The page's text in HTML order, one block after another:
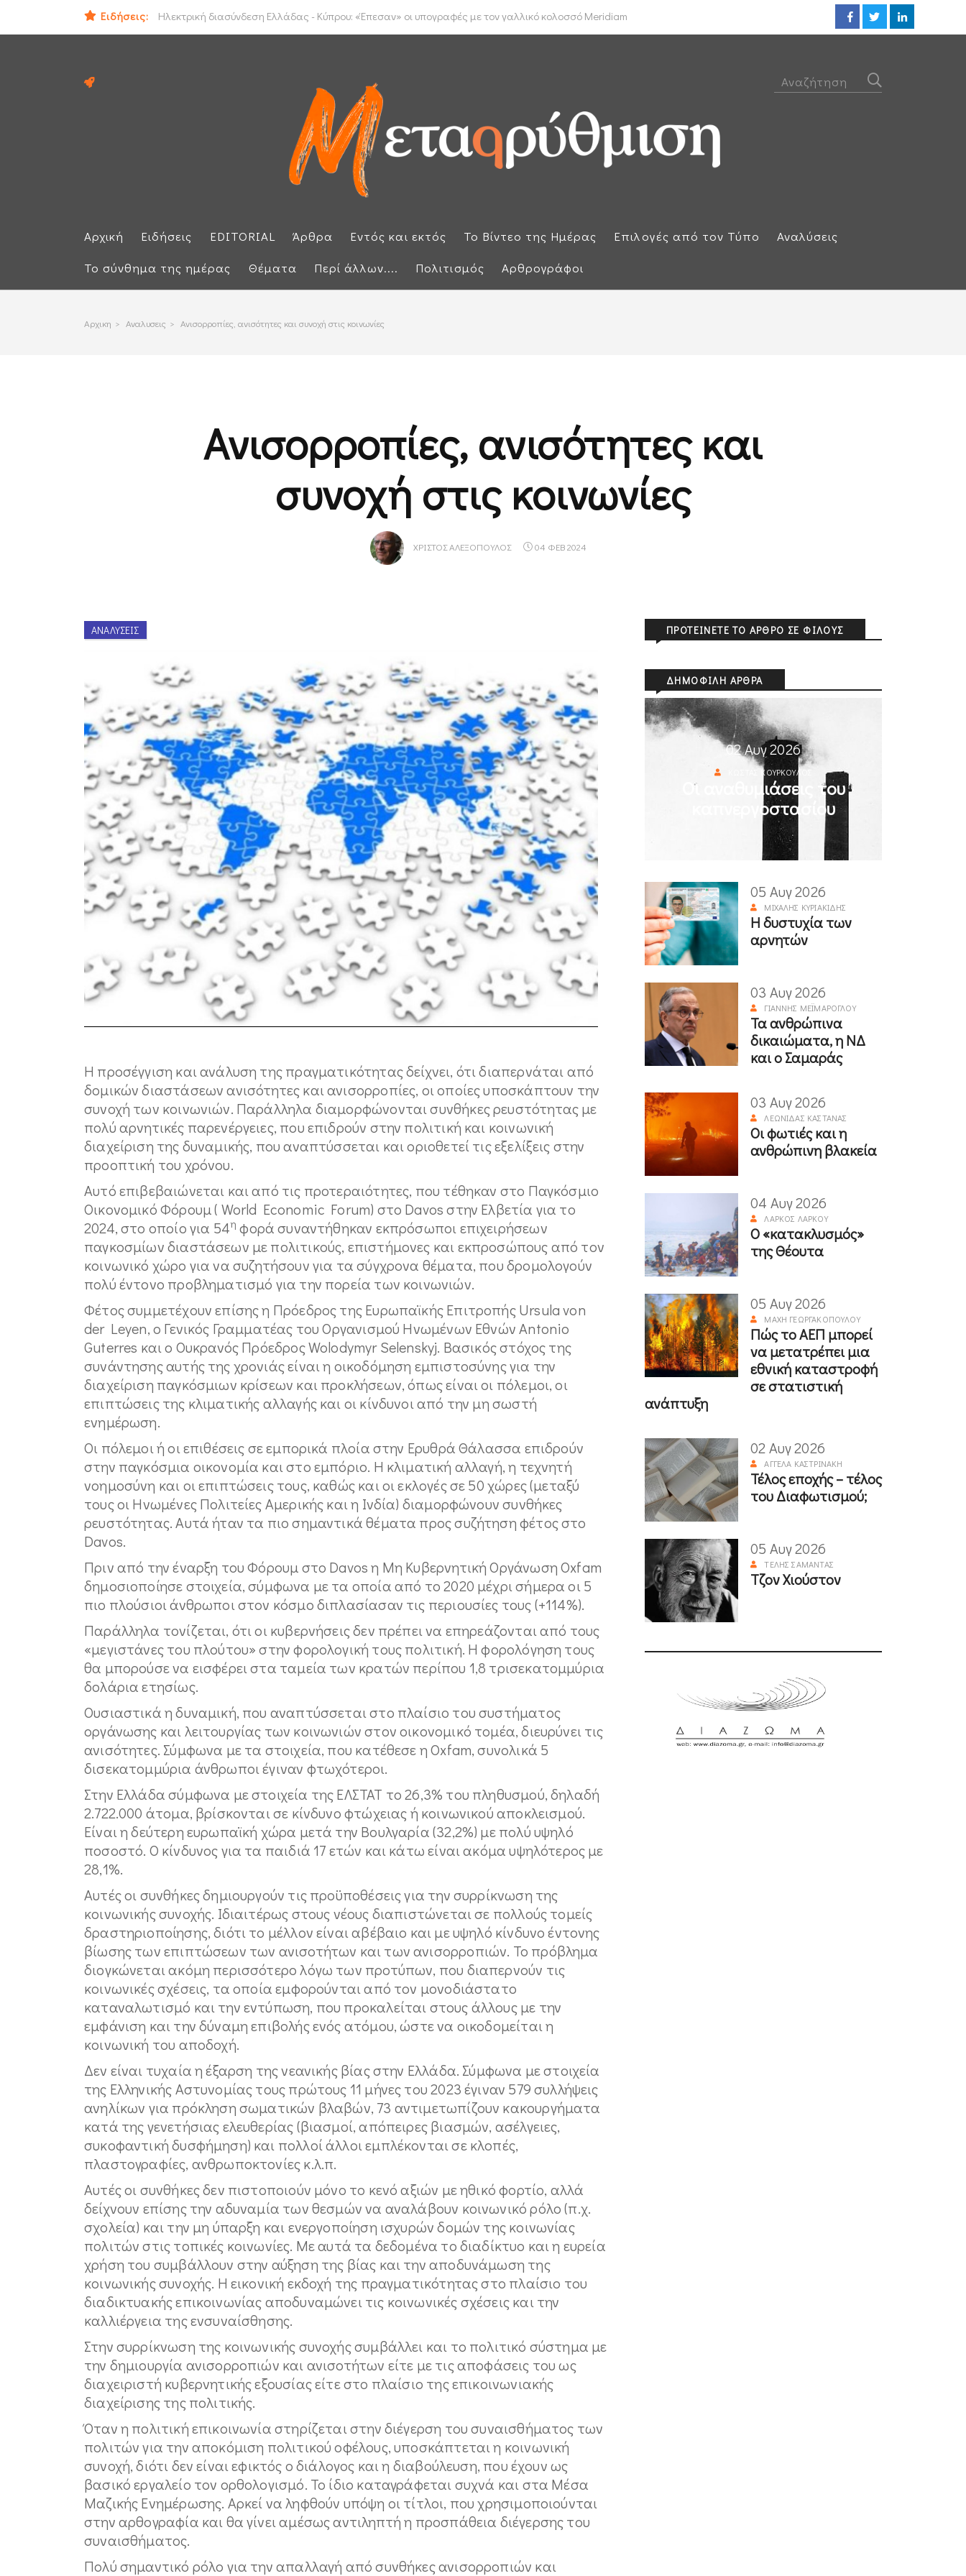
Ειδήσεις:
Ηλεκτρική διασύνδεση Ελλάδας - Κύπρου: «Έπεσαν» οι υπογραφές με τον γαλλικό κολοσσό Meridiam
ΕΕ: Αλληλεγγύη στην Ισπανία και έμφαση στην προστασία των εξωτερικών συνόρων μετά την έκτακτη ... Οι ΗΠΑ βλέπουν συμφωνία
Αρχική Ειδήσεις EDITORIAL Άρθρα Εντός και εκτός Το Βίντεο της Ημέρας Επιλογές από τον Τύπο
Αναλύσεις
Το σύνθημα της ημέρας
Θέματα Περί άλλων.... Πολιτισμός Αρθρογράφοι
Αρχικη > Αναλυσεις > Ανισορροπίες, ανισότητες και συνοχή στις κοινωνίες
Ανισορροπίες, ανισότητες και
συνοχή στις κοινωνίες
ΧΡΊΣΤΟΣ ΑΛΕΞΌΠΟΥΛΟΣ 04 ΦΕΒ 2024
ΑΝΑΛΎΣΕΙΣ
Η προσέγγιση και ανάλυση της πραγματικότητας δείχνει, ότι διαπερνάται από
δομικών διαστάσεων ανισότητες και ανισορροπίες, οι οποίες υποσκάπτουν την
συνοχή των κοινωνιών. Παράλληλα διαμορφώνονται συνθήκες ρευστότητας με
πολύ αρνητικές παρενέργειες, που επιδρούν στην πολιτική και κοινωνική
διαχείριση της δυναμικής, που αναπτύσσεται και οριοθετεί τις εξελίξεις στην
προοπτική του χρόνου.
Αυτό επιβεβαιώνεται και από τις προτεραιότητες, που τέθηκαν στο Παγκόσμιο
Οικονομικό Φόρουμ ( World Economic Forum) στο Davos στην Ελβετία για το
2024, στο οποίο για 54η φορά συναντήθηκαν εκπρόσωποι επιχειρήσεων
παγκοσμίων διαστάσεων με πολιτικούς, επιστήμονες και εκπροσώπους από τον
κοινωνικό χώρο για να συζητήσουν για τα σύγχρονα θέματα, που δρομολογούν
πολύ έντονο προβληματισμό για την πορεία των κοινωνιών.
Φέτος συμμετέχουν επίσης η Πρόεδρος της Ευρωπαϊκής Επιτροπής Ursula von
der Leyen, ο Γενικός Γραμματέας του Οργανισμού Ηνωμένων Εθνών Antonio
Guterres και ο Ουκρανός Πρόεδρος Wolodymyr Selenskyj. Βασικός στόχος της
συνάντησης αυτής της χρονιάς είναι η οικοδόμηση εμπιστοσύνης για την
διαχείριση παγκόσμιων κρίσεων και προκλήσεων, όπως είναι οι πόλεμοι, οι
επιπτώσεις της κλιματικής αλλαγής και οι κίνδυνοι από την μη σωστή
ενημέρωση.
Οι πόλεμοι ή οι επιθέσεις σε εμπορικά πλοία στην Ερυθρά Θάλασσα επιδρούν
στην παγκόσμια οικονομία και στο εμπόριο. Η κλιματική αλλαγή, η τεχνητή
νοημοσύνη και οι επιπτώσεις τους, καθώς και οι εκλογές σε 50 χώρες (μεταξύ
τους οι Ηνωμένες Πολιτείες Αμερικής και η Ινδία) διαμορφώνουν συνθήκες
ρευστότητας. Αυτά ήταν τα πιο σημαντικά θέματα προς συζήτηση φέτος στο
Davos.
Πριν από την έναρξη του Φόρουμ στο Davos η Μη Κυβερνητική Οργάνωση Oxfam
δημοσιοποίησε στοιχεία, σύμφωνα με τα οποία από το 2020 μέχρι σήμερα οι 5
πιο πλούσιοι άνθρωποι στον κόσμο διπλασίασαν τις περιουσίες τους (+114%).
Παράλληλα τονίζεται, ότι οι κυβερνήσεις δεν πρέπει να επηρεάζονται από τους
«μεγιστάνες του πλούτου» στην φορολογική τους πολιτική. Η φορολόγηση τους
θα μπορούσε να εισφέρει στα ταμεία των κρατών περίπου 1,8 τρισεκατομμύρια
δολάρια ετησίως.
Ουσιαστικά η δυναμική, που αναπτύσσεται στο πλαίσιο του συστήματος
οργάνωσης και λειτουργίας των κοινωνιών στον οικονομικό τομέα, διευρύνει τις
ανισότητες. Σύμφωνα με τα στοιχεία, που κατέθεσε η Oxfam, συνολικά 5
δισεκατομμύρια άνθρωποι έγιναν φτωχότεροι.
Στην Ελλάδα σύμφωνα με στοιχεία της ΕΛΣΤΑΤ το 26,3% του πληθυσμού, δηλαδή
2.722.000 άτομα, βρίσκονται σε κίνδυνο φτώχειας ή κοινωνικού αποκλεισμού.
Είναι η δεύτερη ευρωπαϊκή χώρα μετά την Βουλγαρία (32,2%) με πολύ υψηλό
ποσοστό. Ο κίνδυνος για τα παιδιά 17 ετών και κάτω είναι ακόμα υψηλότερος με
28,1%.
Αυτές οι συνθήκες δημιουργούν τις προϋποθέσεις για την συρρίκνωση της
κοινωνικής συνοχής. Ιδιαιτέρως στους νέους διαπιστώνεται σε πολλούς τομείς
δραστηριοποίησης, διότι το μέλλον είναι αβέβαιο και με υψηλό κίνδυνο έντονης
βίωσης των επιπτώσεων των ανισοτήτων και των ανισορροπιών. Το πρόβλημα
διογκώνεται ακόμη περισσότερο λόγω των προτύπων, που διαπερνούν τις
κοινωνικές σχέσεις, τα οποία εμφορούνται από τον μονοδιάστατο
καταναλωτισμό και την εντύπωση, που προκαλείται στους άλλους με την
εμφάνιση και την δύναμη επιβολής ενός ατόμου, ώστε να οικοδομείται η
κοινωνική του αποδοχή.
Δεν είναι τυχαία η έξαρση της νεανικής βίας στην Ελλάδα. Σύμφωνα με στοιχεία
της Ελληνικής Αστυνομίας τους πρώτους 11 μήνες του 2023 έγιναν 579 συλλήψεις
ανηλίκων για πρόκληση σωματικών βλαβών, 73 αντιμετωπίζουν κακουργήματα
κατά της γενετήσιας ελευθερίας (βιασμοί, απόπειρες βιασμών, ασέλγειες,
συκοφαντική δυσφήμηση) και πολλοί άλλοι εμπλέκονται σε κλοπές,
πλαστογραφίες, ανθρωποκτονίες κ.λ.π.
Αυτές οι συνθήκες δεν πιστοποιούν μόνο το κενό αξιών με ηθικό φορτίο, αλλά
δείχνουν επίσης την αδυναμία των θεσμών να αναλάβουν κοινωνικό ρόλο (π.χ.
σχολεία) και την μη ύπαρξη και ενεργοποίηση ισχυρών δομών της κοινωνίας
πολιτών στις τοπικές κοινωνίες. Με αυτά τα δεδομένα το διαδίκτυο και η ευρεία
χρήση του συμβάλλουν στην αύξηση της βίας και την αποδυνάμωση της
κοινωνικής συνοχής. Η εικονική εκδοχή της πραγματικότητας στο πλαίσιο του
διαδικτυακής επικοινωνίας αποδυναμώνει τις κοινωνικές σχέσεις και την
καλλιέργεια της ενσυναίσθησης.
Στην συρρίκνωση της κοινωνικής συνοχής συμβάλλει και το πολιτικό σύστημα με
την δημιουργία ανισορροπιών και ανισοτήτων είτε με τις αποφάσεις του ως
διαχειριστή κυβερνητικής εξουσίας είτε στο πλαίσιο της επικοινωνιακής
διαχείρισης της πολιτικής.
Όταν η πολιτική επικοινωνία στηρίζεται στην διέγερση του συναισθήματος των
πολιτών για την αποκόμιση πολιτικού οφέλους, υποσκάπτεται η κοινωνική
συνοχή, διότι δεν είναι εφικτός ο διάλογος και η διαβούλευση, που έχουν ως
βασικό εργαλείο τον ορθολογισμό. Το ίδιο καταγράφεται συχνά και στα Μέσα
Μαζικής Ενημέρωσης. Αρκεί να ληφθούν υπόψη οι τίτλοι, που χρησιμοποιούνται
στην αρθογραφία και θα γίνει αμέσως αντιληπτή η προσπάθεια διέγερσης του
συναισθήματος.
Πολύ σημαντικό ρόλο για την απαλλαγή από συνθήκες ανισορροπιών και
ΠΡΟΤΕΊΝΕΤΕ ΤΟ ΆΡΘΡΟ ΣΕ ΦΊΛΟΥΣ
ΔΗΜΟΦΙΛΉ ΆΡΘΡΑ
02 Αυγ 2026
ΚΏΣΤΑΣ ΚΟΎΡΚΟΥΛΟΣ
Οι αναθυμιάσεις του
καπνεργοστασίου
05 Αυγ 2026
ΜΙΧΆΛΗΣ ΚΥΡΙΑΚΊΔΗΣ
Η δυστυχία των
αρνητών
03 Αυγ 2026
ΓΙΆΝΝΗΣ ΜΕΪΜΆΡΟΓΛΟΥ
Τα ανθρώπινα
δικαιώματα, η ΝΔ
και ο Σαμαράς
03 Αυγ 2026
ΛΕΩΝΊΔΑΣ ΚΑΣΤΑΝΆΣ
Οι φωτιές και η
ανθρώπινη βλακεία
04 Αυγ 2026
ΛΆΡΚΟΣ ΛΆΡΚΟΥ
Ο «κατακλυσμός»
της Θέουτα
05 Αυγ 2026
ΜΆΧΗ ΓΕΩΡΓΑΚΟΠΟΎΛΟΥ
Πώς το ΑΕΠ μπορεί
να μετατρέπει μια
εθνική καταστροφή
σε στατιστική
ανάπτυξη
02 Αυγ 2026
ΑΓΓΈΛΑ ΚΑΣΤΡΙΝΆΚΗ
Τέλος εποχής – τέλος
του Διαφωτισμού;
05 Αυγ 2026
ΤΈΛΗΣ ΣΑΜΑΝΤΆΣ
Τζον Χιούστον